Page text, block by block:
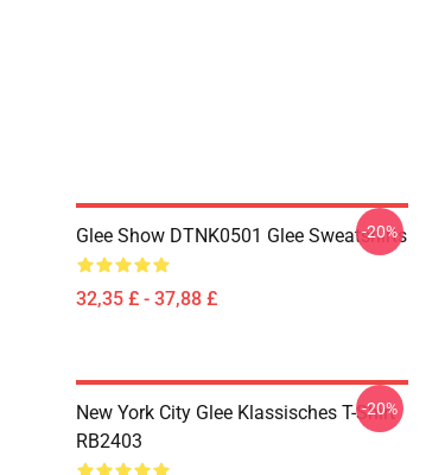
Glee Show DTNK0501 Glee Sweatshirts
32,35 £ - 37,88 £
-20%
New York City Glee Klassisches T-Shirt
RB2403
-20%